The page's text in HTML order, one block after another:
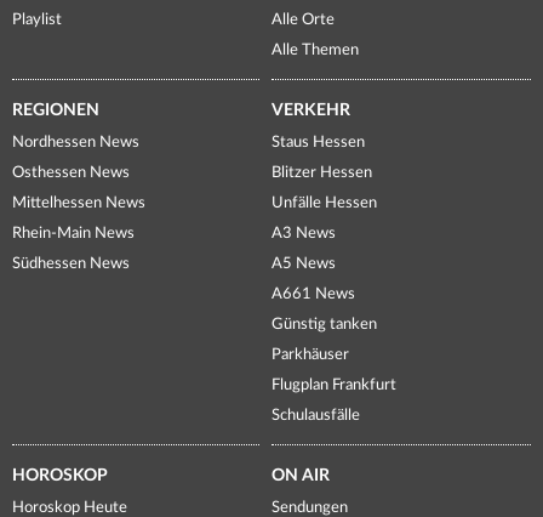
Playlist
Alle Orte
Alle Themen
REGIONEN
Nordhessen News
Osthessen News
Mittelhessen News
Rhein-Main News
Südhessen News
VERKEHR
Staus Hessen
Blitzer Hessen
Unfälle Hessen
A3 News
A5 News
A661 News
Günstig tanken
Parkhäuser
Flugplan Frankfurt
Schulausfälle
HOROSKOP
Horoskop Heute
ON AIR
Sendungen